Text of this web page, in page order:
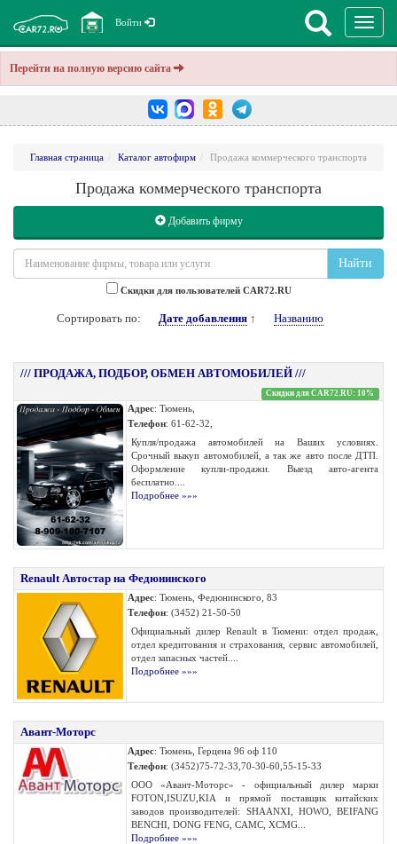
Перейти на полную версию сайта
Войти
Главная страница Каталог автофирм Продажа коммерческого транспорта
Продажа коммерческого транспорта
Добавить фирму
Найти
Cкидки для пользователей CAR72.RU
Сортировать по: Дате добавления↑ Названию
/// ПРОДАЖА, ПОДБОР, ОБМЕН АВТОМОБИЛЕЙ ///
Скидки для CAR72.RU: 10%
Адрес: Тюмень,
Телефон: 61-62-32,
Купля/продажа автомобилей на Ваших условиях.
Срочный выкуп автомобилей, а так же авто после ДТП.
Оформление купли-продажи. Выезд авто-агента
бесплатно....
Подробнее »»»
Renault Автостар на Федюнинского
Адрес: Тюмень, Федюнинского, 83
Телефон: (3452) 21-50-50
Официальный дилер Renault в Тюмени: отдел продаж,
отдел кредитования и страхования, сервис автомобилей,
отдел запасных частей....
Подробнее »»»
Авант-Моторс
Адрес: Тюмень, Герцена 96 оф 110
Телефон: (3452)75-72-33,70-30-60,55-15-33
ООО «Авант-Моторс» - официальный дилер марки
FOTON,ISUZU,KIA и прямой поставщик китайских
заводов производителей: SHAANXI, HOWO, BEIFANG
BENCHI, DONG FENG, CAMC, XCMG...
Подробнее »»»